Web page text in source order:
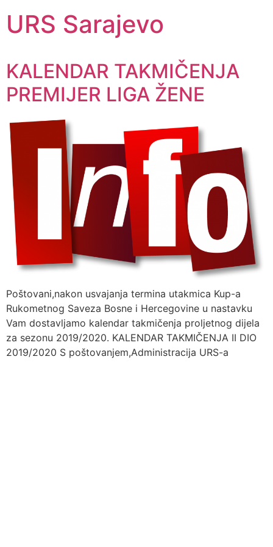
URS Sarajevo
KALENDAR TAKMIČENJA
PREMIJER LIGA ŽENE
Poštovani,nakon usvajanja termina utakmica Kup-a
Rukometnog Saveza Bosne i Hercegovine u nastavku
Vam dostavljamo kalendar takmičenja proljetnog dijela
za sezonu 2019/2020. KALENDAR TAKMIČENJA II DIO
2019/2020 S poštovanjem,Administracija URS-a